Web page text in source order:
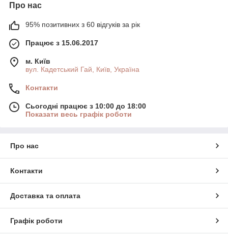
Про нас
95% позитивних з 60 відгуків за рік
Працює з 15.06.2017
м. Київ
вул. Кадетський Гай, Київ, Україна
Контакти
Сьогодні працює з 10:00 до 18:00
Показати весь графік роботи
Про нас
Контакти
Доставка та оплата
Графік роботи